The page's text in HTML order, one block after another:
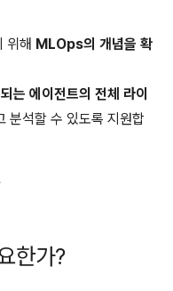
위해 MLOps의 개념을 확
는 에이전트의 전체 라이
분석할 수 있도록 지원합
한가?